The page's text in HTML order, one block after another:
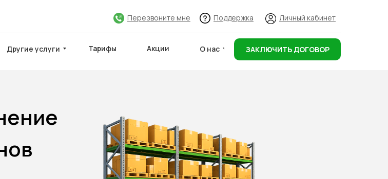
ЗАКЛЮЧИТЬ ДОГОВОР
Партнёры
Тарифы
Другие услуги О нас
Поддержка Личный кабинет
Перезвоните мне
Акции